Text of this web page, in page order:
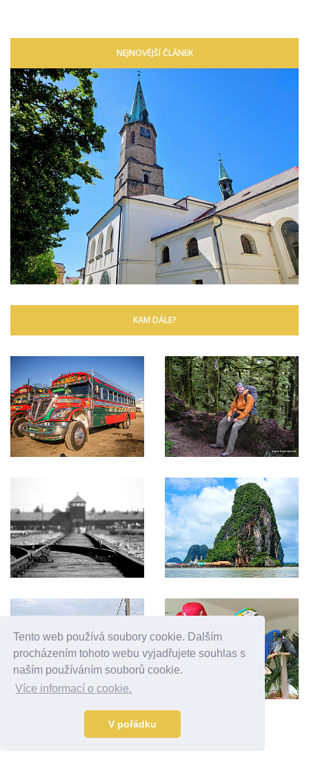
Tento web používá soubory cookie. Dalším
procházením tohoto webu vyjadřujete souhlas s
naším používáním souborů cookie.
Více informací o cookie.
V pořádku
NEJNOVĚJŠÍ ČLÁNEK
KAM DÁLE?